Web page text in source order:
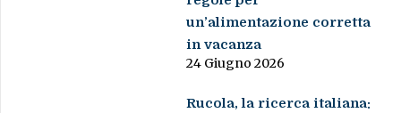
un’alimentazione corretta
in vacanza
24 Giugno 2026
Rucola, la ricerca italiana: